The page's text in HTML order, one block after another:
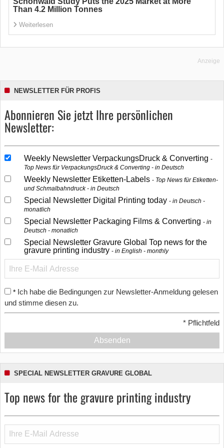
Than 4.2 Million Tonnes
Weiterlesen
Anzeige
NEWSLETTER FÜR PROFIS
Abonnieren Sie jetzt Ihre persönlichen
Newsletter:
Weekly Newsletter VerpackungsDruck & Converting
Top News für VerpackungsDruck & Converting - in Deutsch
Weekly Newsletter Etiketten-Labels
Top News für Etiketten-
und Schmalbahndruck - in Deutsch
Special Newsletter Digital Printing today
in Deutsch -
monatlich
Special Newsletter Packaging Films & Converting
in
Deutsch - monatlich
Special Newsletter Gravure Global Top news for the
gravure printing industry
in English - monthly
* Ich habe die Bedingungen zur Newsletter-Anmeldung gelesen
und stimme diesen zu.
* Pflichtfeld
Absenden
SPECIAL NEWSLETTER GRAVURE GLOBAL
Top news for the gravure printing industry